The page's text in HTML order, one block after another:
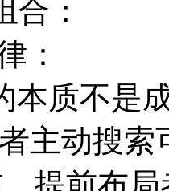
合：
：
本质不是
主动搜
提前布